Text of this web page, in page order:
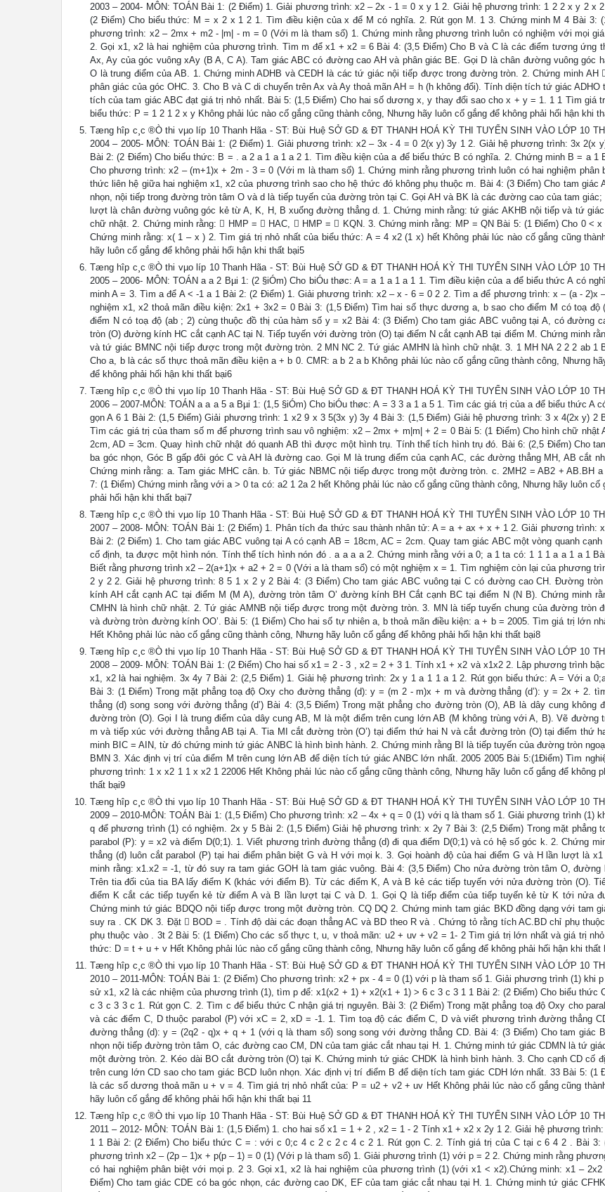
2003 – 2004- MÔN: TOÁN Bài 1: (2 Điểm) 1. Giải phương trình: x2 – 2x - 1 = 0 x y 1 2. Giải hệ phương trình: 1 2 2 x y 2 x
(2 Điểm) Cho biểu thức: M = x 2 x 1 2 1. Tìm điều kiện của x để M có nghĩa. 2. Rút gọn M. 1 3. Chứng minh M 4 Bài 3:
phương trình: x2 – 2mx + m2 - |m| - m = 0 (Với m là tham số) 1. Chứng minh rằng phương trình luôn có nghiệm với mọi
2. Gọi x1, x2 là hai nghiệm của phương trình. Tìm m để x1 + x2 = 6 Bài 4: (3,5 Điểm) Cho B và C là các điểm tương ứng
Ax, Ay của góc vuông xAy (B A, C A). Tam giác ABC có đường cao AH và phân giác BE. Gọi D là chân đường vuông góc
O là trung điểm của AB. 1. Chứng minh ADHB và CEDH là các tứ giác nội tiếp được trong đường tròn. 2. Chứng minh AH
phân giác của góc OHC. 3. Cho B và C di chuyển trên Ax và Ay thoả mãn AH = h (h không đổi). Tính diện tích tứ giác ADHO
tích của tam giác ABC đạt giá trị nhỏ nhất. Bài 5: (1,5 Điểm) Cho hai số dương x, y thay đổi sao cho x + y = 1. 1 1 Tìm giá
biểu thức: P = 1 2 1 2 x y Không phải lúc nào cố gắng cũng thành công, Nhưng hãy luôn cố gắng để không phải hối hận khi
Tæng hîp c¸c ®Ò thi vµo líp 10 Thanh Hãa - ST: Bùi Huệ SỞ GD & ĐT THANH HOÁ KỲ THI TUYỂN SINH VÀO LỚP 10
2004 – 2005- MÔN: TOÁN Bài 1: (2 Điểm) 1. Giải phương trình: x2 – 3x - 4 = 0 2(x y) 3y 1 2. Giải hệ phương trình: 3x 2(x
Bài 2: (2 Điểm) Cho biểu thức: B = . a 2 a 1 a 1 a 2 1. Tìm điều kiện của a để biểu thức B có nghĩa. 2. Chứng minh B = a 1
Cho phương trình: x2 – (m+1)x + 2m - 3 = 0 (Với m là tham số) 1. Chứng minh rằng phương trình luôn có hai nghiệm phân
thức liên hệ giữa hai nghiệm x1, x2 của phương trình sao cho hệ thức đó không phụ thuộc m. Bài 4: (3 Điểm) Cho tam giác
nhọn, nội tiếp trong đường tròn tâm O và d là tiếp tuyến của đường tròn tại C. Gọi AH và BK là các đường cao của tam giác;
lượt là chân đường vuông góc kẻ từ A, K, H, B xuống đường thẳng d. 1. Chứng minh rằng: tứ giác AKHB nội tiếp và tứ
chữ nhật. 2. Chứng minh rằng:  HMP =  HAC,  HMP =  KQN. 3. Chứng minh rằng: MP = QN Bài 5: (1 Điểm) Cho 0 < x
Chứng minh rằng: x( 1 – x ) 2. Tìm giá trị nhỏ nhất của biểu thức: A = 4 x2 (1 x) hết Không phải lúc nào cố gắng cũng
hãy luôn cố gắng để không phải hối hận khi thất bại5
Tæng hîp c¸c ®Ò thi vµo líp 10 Thanh Hãa - ST: Bùi Huệ SỞ GD & ĐT THANH HOÁ KỲ THI TUYỂN SINH VÀO LỚP 10
2005 – 2006- MÔN: TOÁN a a 2 Bµi 1: (2 §iÓm) Cho biÓu thøc: A = a 1 a 1 a 1 1. Tìm điều kiện của a để biểu thức A có
minh A = 3. Tìm a để A < -1 a 1 Bài 2: (2 Điểm) 1. Giải phương trình: x2 – x - 6 = 0 2 2. Tìm a để phương trình: x – (a - 2)x
nghiệm x1, x2 thoả mãn điều kiện: 2x1 + 3x2 = 0 Bài 3: (1,5 Điểm) Tìm hai số thực dương a, b sao cho điểm M có toạ độ
điểm N có toạ độ (ab ; 2) cùng thuộc đồ thị của hàm số y = x2 Bài 4: (3 Điểm) Cho tam giác ABC vuông tại A, có đường
tròn (O) đường kính HC cắt cạnh AC tại N. Tiếp tuyến với đường tròn (O) tại điểm N cắt cạnh AB tại điểm M. Chứng minh
và tứ giác BMNC nội tiếp được trong một đường tròn. 2 MN NC 2. Tứ giác AMHN là hình chữ nhật. 3. 1 MH NA 2 2 2 ab 1
Cho a, b là các số thực thoả mãn điều kiện a + b 0. CMR: a b 2 a b Không phải lúc nào cố gắng cũng thành công, Nhưng
để không phải hối hận khi thất bại6
Tæng hîp c¸c ®Ò thi vµo líp 10 Thanh Hãa - ST: Bùi Huệ SỞ GD & ĐT THANH HOÁ KỲ THI TUYỂN SINH VÀO LỚP 10
2006 – 2007-MÔN: TOÁN a a a 5 a Bµi 1: (1,5 §iÓm) Cho biÓu thøc: A = 3 3 a 1 a 5 1. Tìm các giá trị của a để biểu thức A
gọn A 6 1 Bài 2: (1,5 Điểm) Giải phương trình: 1 x2 9 x 3 5(3x y) 3y 4 Bài 3: (1,5 Điểm) Giải hệ phương trình: 3 x 4(2x y) 2
Tìm các giá trị của tham số m để phương trình sau vô nghiệm: x2 – 2mx + m|m| + 2 = 0 Bài 5: (1 Điểm) Cho hình chữ nhật
2cm, AD = 3cm. Quay hình chữ nhật đó quanh AB thì được một hình trụ. Tính thể tích hình trụ đó. Bài 6: (2,5 Điểm) Cho
ba góc nhọn, Góc B gấp đôi góc C và AH là đường cao. Gọi M là trung điểm của cạnh AC, các đường thẳng MH, AB cắt
Chứng minh rằng: a. Tam giác MHC cân. b. Tứ giác NBMC nội tiếp được trong một đường tròn. c. 2MH2 = AB2 + AB.BH a
7: (1 Điểm) Chứng minh rằng với a > 0 ta có: a2 1 2a 2 hết Không phải lúc nào cố gắng cũng thành công, Nhưng hãy luôn cố
phải hối hận khi thất bại7
Tæng hîp c¸c ®Ò thi vµo líp 10 Thanh Hãa - ST: Bùi Huệ SỞ GD & ĐT THANH HOÁ KỲ THI TUYỂN SINH VÀO LỚP 10
2007 – 2008- MÔN: TOÁN Bài 1: (2 Điểm) 1. Phân tích đa thức sau thành nhân tử: A = a + ax + x + 1 2. Giải phương trình:
Bài 2: (2 Điểm) 1. Cho tam giác ABC vuông tại A có cạnh AB = 18cm, AC = 2cm. Quay tam giác ABC một vòng quanh cạnh
cố định, ta được một hình nón. Tính thể tích hình nón đó . a a a a 2. Chứng minh rằng với a 0; a 1 ta có: 1 1 1 a a 1 a 1
Biết rằng phương trình x2 – 2(a+1)x + a2 + 2 = 0 (Với a là tham số) có một nghiệm x = 1. Tìm nghiệm còn lại của phương
2 y 2 2. Giải hệ phương trình: 8 5 1 x 2 y 2 Bài 4: (3 Điểm) Cho tam giác ABC vuông tại C có đường cao CH. Đường
kính AH cắt cạnh AC tại điểm M (M A), đường tròn tâm O’ đường kính BH Cắt cạnh BC tại điểm N (N B). Chứng minh
CMHN là hình chữ nhật. 2. Tứ giác AMNB nội tiếp được trong một đường tròn. 3. MN là tiếp tuyến chung của đường tròn
và đường tròn đường kính OO’. Bài 5: (1 Điểm) Cho hai số tự nhiên a, b thoả mãn điều kiện: a + b = 2005. Tìm giá trị lớn
Hết Không phải lúc nào cố gắng cũng thành công, Nhưng hãy luôn cố gắng để không phải hối hận khi thất bại8
Tæng hîp c¸c ®Ò thi vµo líp 10 Thanh Hãa - ST: Bùi Huệ SỞ GD & ĐT THANH HOÁ KỲ THI TUYỂN SINH VÀO LỚP 10
2008 – 2009- MÔN: TOÁN Bài 1: (2 Điểm) Cho hai số x1 = 2 - 3 , x2 = 2 + 3 1. Tính x1 + x2 và x1x2 2. Lập phương trình
x1, x2 là hai nghiệm. 3x 4y 7 Bài 2: (2,5 Điểm) 1. Giải hệ phương trình: 2x y 1 a 1 1 a 1 2. Rút gọn biểu thức: A = Với a
Bài 3: (1 Điểm) Trong mặt phẳng toạ độ Oxy cho đường thẳng (d): y = (m 2 - m)x + m và đường thẳng (d’): y = 2x + 2.
thẳng (d) song song với đường thẳng (d’) Bài 4: (3,5 Điểm) Trong mặt phẳng cho đường tròn (O), AB là dây cung không
đường tròn (O). Gọi I là trung điểm của dây cung AB, M là một điểm trên cung lớn AB (M không trùng với A, B). Vẽ đường
m và tiếp xúc với đường thẳng AB tại A. Tia MI cắt đường tròn (O’) tại điểm thứ hai N và cắt đường tròn (O) tại điểm thứ
minh BIC = AIN, từ đó chứng minh tứ giác ANBC là hình bình hành. 2. Chứng minh rằng BI là tiếp tuyến của đường tròn
BMN 3. Xác định vị trí của điểm M trên cung lớn AB để diện tích tứ giác ANBC lớn nhất. 2005 2005 Bài 5:(1Điểm) Tìm
phương trình: 1 x x2 1 1 x x2 1 22006 Hết Không phải lúc nào cố gắng cũng thành công, Nhưng hãy luôn cố gắng để không
thất bại9
Tæng hîp c¸c ®Ò thi vµo líp 10 Thanh Hãa - ST: Bùi Huệ SỞ GD & ĐT THANH HOÁ KỲ THI TUYỂN SINH VÀO LỚP 10
2009 – 2010-MÔN: TOÁN Bài 1: (1,5 Điểm) Cho phương trình: x2 – 4x + q = 0 (1) với q là tham số 1. Giải phương trình (1)
q để phương trình (1) có nghiệm. 2x y 5 Bài 2: (1,5 Điểm) Giải hệ phương trình: x 2y 7 Bài 3: (2,5 Điểm) Trong mặt phẳng
parabol (P): y = x2 và điểm D(0;1). 1. Viết phương trình đường thẳng (d) đi qua điểm D(0;1) và có hệ số góc k. 2. Chứng
thẳng (d) luôn cắt parabol (P) tại hai điểm phân biệt G và H với mọi k. 3. Gọi hoành độ của hai điểm G và H lần lượt là
minh rằng: x1.x2 = -1, từ đó suy ra tam giác GOH là tam giác vuông. Bài 4: (3,5 Điểm) Cho nửa đường tròn tâm O, đường
Trên tia đối của tia BA lấy điểm K (khác với điểm B). Từ các điểm K, A và B kẻ các tiếp tuyến với nửa đường tròn (O).
điểm K cắt các tiếp tuyến kẻ từ điểm A và B lần lượt tại C và D. 1. Gọi Q là tiếp điểm của tiếp tuyến kẻ từ K tới nửa
Chứng minh tứ giác BDQO nội tiếp được trong một đường tròn. CQ DQ 2. Chứng minh tam giác BKD đồng dạng với tam
suy ra . CK DK 3. Đặt  BOD = . Tính độ dài các đoạn thẳng AC và BD theo R và . Chứng tỏ rằng tích AC.BD chỉ phụ
phụ thuộc vào . 3t 2 Bài 5: (1 Điểm) Cho các số thực t, u, v thoả mãn: u2 + uv + v2 = 1- 2 Tìm giá trị lớn nhất và giá trị
thức: D = t + u + v Hết Không phải lúc nào cố gắng cũng thành công, Nhưng hãy luôn cố gắng để không phải hối hận khi thất
Tæng hîp c¸c ®Ò thi vµo líp 10 Thanh Hãa - ST: Bùi Huệ SỞ GD & ĐT THANH HOÁ KỲ THI TUYỂN SINH VÀO LỚP 10
2010 – 2011-MÔN: TOÁN Bài 1: (2 Điểm) Cho phương trình: x2 + px - 4 = 0 (1) với p là tham số 1. Giải phương trình (1) khi
sử x1, x2 là các nhiệm của phương trình (1), tìm p để: x1(x2 + 1) + x2(x1 + 1) > 6 c 3 c 3 1 1 Bài 2: (2 Điểm) Cho biểu thức
c 3 c 3 3 c 1. Rút gọn C. 2. Tìm c để biểu thức C nhận giá trị nguyên. Bài 3: (2 Điểm) Trong mặt phẳng toạ độ Oxy cho
và các điểm C, D thuộc parabol (P) với xC = 2, xD = -1. 1. Tìm toạ độ các điểm C, D và viết phương trình đường thẳng
đường thẳng (d): y = (2q2 - q)x + q + 1 (với q là tham số) song song với đường thẳng CD. Bài 4: (3 Điểm) Cho tam giác
nhọn nội tiếp đường tròn tâm O, các đường cao CM, DN của tam giác cắt nhau tại H. 1. Chứng minh tứ giác CDMN là tứ
một đường tròn. 2. Kéo dài BO cắt đường tròn (O) tại K. Chứng minh tứ giác CHDK là hình bình hành. 3. Cho cạnh CD cố
trên cung lớn CD sao cho tam giác BCD luôn nhọn. Xác định vị trí điểm B để diện tích tam giác CDH lớn nhất. 33 Bài 5: (1
là các số dương thoả mãn u + v = 4. Tìm giá trị nhỏ nhất của: P = u2 + v2 + uv Hết Không phải lúc nào cố gắng cũng
hãy luôn cố gắng để không phải hối hận khi thất bại 11
Tæng hîp c¸c ®Ò thi vµo líp 10 Thanh Hãa - ST: Bùi Huệ SỞ GD & ĐT THANH HOÁ KỲ THI TUYỂN SINH VÀO LỚP 10
2011 – 2012- MÔN: TOÁN Bài 1: (1,5 Điểm) 1. cho hai số x1 = 1 + 2 , x2 = 1 - 2 Tính x1 + x2 x 2y 1 2. Giải hệ phương
1 1 Bài 2: (2 Điểm) Cho biểu thức C = : với c 0;c 4 c 2 c 2 c 4 c 2 1. Rút gọn C. 2. Tính giá trị của C tại c 6 4 2 . Bài 3:
phương trình x2 – (2p – 1)x + p(p – 1) = 0 (1) (Với p là tham số) 1. Giải phương trình (1) với p = 2 2. Chứng minh rằng
có hai nghiệm phân biệt với mọi p. 2 3. Gọi x1, x2 là hai nghiệm của phương trình (1) (với x1 < x2).Chứng minh: x1 –
Điểm) Cho tam giác CDE có ba góc nhọn, các đường cao DK, EF của tam giác cắt nhau tại H. 1. Chứng minh tứ giác